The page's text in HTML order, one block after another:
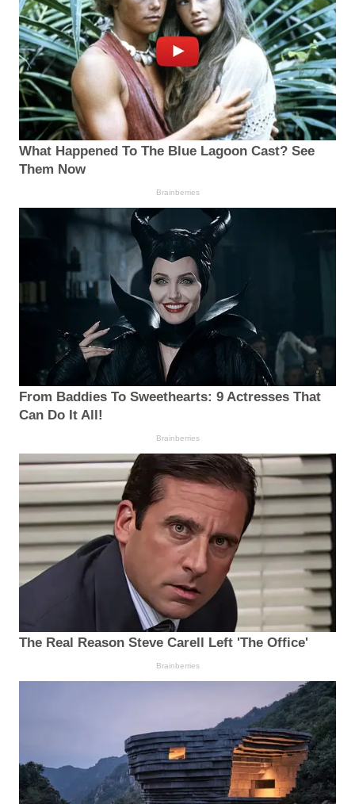
What Happened To The Blue Lagoon Cast? See
Them Now
Brainberries
From Baddies To Sweethearts: 9 Actresses That
Can Do It All!
Brainberries
The Real Reason Steve Carell Left 'The Office'
Brainberries